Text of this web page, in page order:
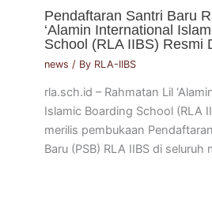
Pendaftaran Santri Baru
‘Alamin International
School (RLA IIBS) Resmi
news / By RLA-IIBS
rla.sch.id – Rahmatan Lil
Islamic Boarding School (RLA
merilis pembukaan
Baru (PSB) RLA IIBS di